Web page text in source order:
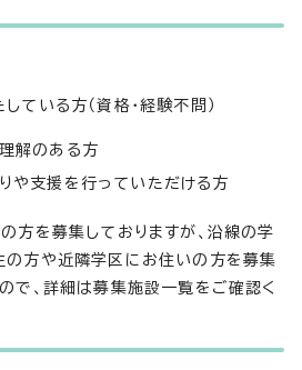
ている方（資格・経験不問）
解のある方
や支援を行っていただける方
方を募集しておりますが、沿線の学
の方や近隣学区にお住いの方を募集
で、詳細は募集施設一覧をご確認く